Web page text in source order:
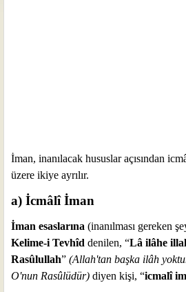
İman, inanılacak hususlar açısından
üzere ikiye ayrılır.
a) İcmâlî İman
İman esaslarına (inanılması gereken
Kelime-i Tevhîd denilen, “Lâ ilâhe
Rasûlullah” (Allah'tan başka ilâh
O'nun Rasûlüdür) diyen kişi, “icmalî